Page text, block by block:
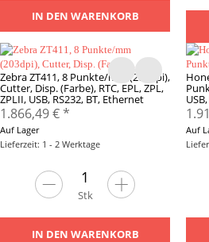
IN DEN WARENKORB
Zebra ZT411, 8 Punkte/mm (203dpi),
Cutter, Disp. (Farbe), RTC, EPL, ZPL,
ZPLII, USB, RS232, BT, Ethernet
1.866,49 €*
Auf Lager
Lieferzeit: 1 - 2 Werktage
Stk
IN DEN WARENKORB
Auf